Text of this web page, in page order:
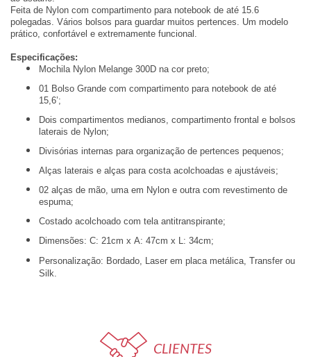
Feita de Nylon com compartimento para notebook de até 15.6
polegadas. Vários bolsos para guardar muitos pertences. Um modelo
prático, confortável e extremamente funcional.
Especificações:
Mochila Nylon Melange 300D na cor preto;
01 Bolso Grande com compartimento para notebook de até
15,6’;
Dois compartimentos medianos, compartimento frontal e bolsos
laterais de Nylon;
Divisórias internas para organização de pertences pequenos;
Alças laterais e alças para costa acolchoadas e ajustáveis;
02 alças de mão, uma em Nylon e outra com revestimento de
espuma;
Costado acolchoado com tela antitranspirante;
Dimensões: C: 21cm x A: 47cm x L: 34cm;
Personalização: Bordado, Laser em placa metálica, Transfer ou
Silk.
CLIENTES